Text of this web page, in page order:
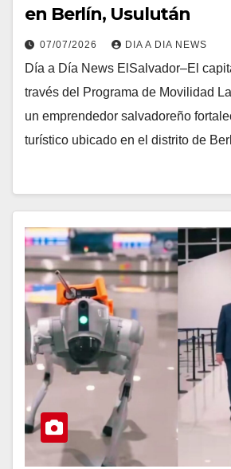
en Berlín, Usulután
07/07/2026 DIA A DIA NEWS
Día a Día News ElSalvador–El
través del Programa de Movilidad
un emprendedor salvadoreño
turístico ubicado en el distrito de